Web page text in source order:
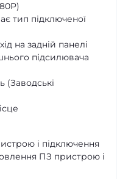
тип підключеної
на задній панелі
підсилювача
(Заводські
і підключення
ПЗ пристрою і